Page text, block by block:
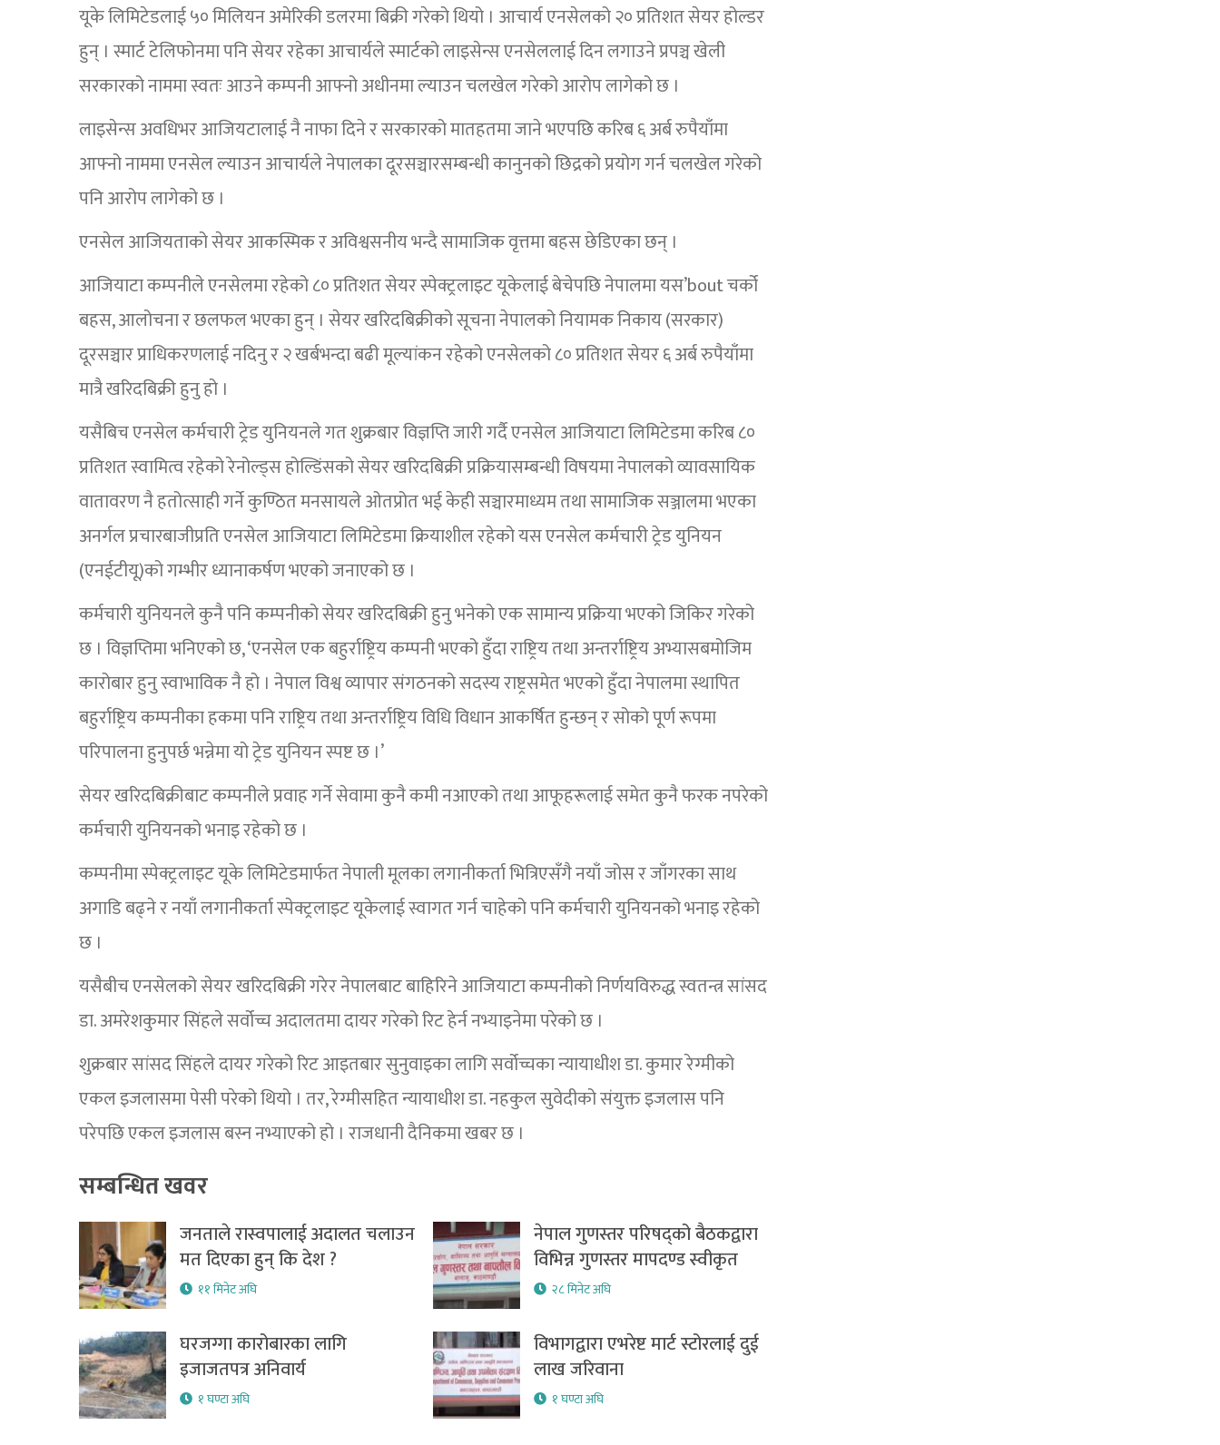
यूके लिमिटेडलाई ५० मिलियन अमेरिकी डलरमा बिक्री गरेको थियो । आचार्य एनसेलको २० प्रतिशत सेयर होल्डर
हुन् । स्मार्ट टेलिफोनमा पनि सेयर रहेका आचार्यले स्मार्टको लाइसेन्स एनसेललाई दिन लगाउने प्रपञ्च खेली
सरकारको नाममा स्वतः आउने कम्पनी आफ्नो अधीनमा ल्याउन चलखेल गरेको आरोप लागेको छ ।
लाइसेन्स अवधिभर आजियटालाई नै नाफा दिने र सरकारको मातहतमा जाने भएपछि करिब ६ अर्ब रुपैयाँमा
आफ्नो नाममा एनसेल ल्याउन आचार्यले नेपालका दूरसञ्चारसम्बन्धी कानुनको छिद्रको प्रयोग गर्न चलखेल गरेको
पनि आरोप लागेको छ ।
एनसेल आजियताको सेयर आकस्मिक र अविश्वसनीय भन्दै सामाजिक वृत्तमा बहस छेडिएका छन् ।
आजियाटा कम्पनीले एनसेलमा रहेको ८० प्रतिशत सेयर स्पेक्ट्रलाइट यूकेलाई बेचेपछि नेपालमा यस’bout चर्को
बहस, आलोचना र छलफल भएका हुन् । सेयर खरिदबिक्रीको सूचना नेपालको नियामक निकाय (सरकार)
दूरसञ्चार प्राधिकरणलाई नदिनु र २ खर्बभन्दा बढी मूल्यांकन रहेको एनसेलको ८० प्रतिशत सेयर ६ अर्ब रुपैयाँमा
मात्रै खरिदबिक्री हुनु हो ।
यसैबिच एनसेल कर्मचारी ट्रेड युनियनले गत शुक्रबार विज्ञप्ति जारी गर्दै एनसेल आजियाटा लिमिटेडमा करिब ८०
प्रतिशत स्वामित्व रहेको रेनोल्ड्स होल्डिंसको सेयर खरिदबिक्री प्रक्रियासम्बन्धी विषयमा नेपालको व्यावसायिक
वातावरण नै हतोत्साही गर्ने कुण्ठित मनसायले ओतप्रोत भई केही सञ्चारमाध्यम तथा सामाजिक सञ्जालमा भएका
अनर्गल प्रचारबाजीप्रति एनसेल आजियाटा लिमिटेडमा क्रियाशील रहेको यस एनसेल कर्मचारी ट्रेड युनियन
(एनईटीयू)को गम्भीर ध्यानाकर्षण भएको जनाएको छ ।
कर्मचारी युनियनले कुनै पनि कम्पनीको सेयर खरिदबिक्री हुनु भनेको एक सामान्य प्रक्रिया भएको जिकिर गरेको
छ । विज्ञप्तिमा भनिएको छ, ‘एनसेल एक बहुर्राष्ट्रिय कम्पनी भएको हुँदा राष्ट्रिय तथा अन्तर्राष्ट्रिय अभ्यासबमोजिम
कारोबार हुनु स्वाभाविक नै हो । नेपाल विश्व व्यापार संगठनको सदस्य राष्ट्रसमेत भएको हुँदा नेपालमा स्थापित
बहुर्राष्ट्रिय कम्पनीका हकमा पनि राष्ट्रिय तथा अन्तर्राष्ट्रिय विधि विधान आकर्षित हुन्छन् र सोको पूर्ण रूपमा
परिपालना हुनुपर्छ भन्नेमा यो ट्रेड युनियन स्पष्ट छ ।’
सेयर खरिदबिक्रीबाट कम्पनीले प्रवाह गर्ने सेवामा कुनै कमी नआएको तथा आफूहरूलाई समेत कुनै फरक नपरेको
कर्मचारी युनियनको भनाइ रहेको छ ।
कम्पनीमा स्पेक्ट्रलाइट यूके लिमिटेडमार्फत नेपाली मूलका लगानीकर्ता भित्रिएसँगै नयाँ जोस र जाँगरका साथ
अगाडि बढ्ने र नयाँ लगानीकर्ता स्पेक्ट्रलाइट यूकेलाई स्वागत गर्न चाहेको पनि कर्मचारी युनियनको भनाइ रहेको
छ ।
यसैबीच एनसेलको सेयर खरिदबिक्री गरेर नेपालबाट बाहिरिने आजियाटा कम्पनीको निर्णयविरुद्ध स्वतन्त्र सांसद
डा. अमरेशकुमार सिंहले सर्वोच्च अदालतमा दायर गरेको रिट हेर्न नभ्याइनेमा परेको छ ।
शुक्रबार सांसद सिंहले दायर गरेको रिट आइतबार सुनुवाइका लागि सर्वोच्चका न्यायाधीश डा. कुमार रेग्मीको
एकल इजलासमा पेसी परेको थियो । तर, रेग्मीसहित न्यायाधीश डा. नहकुल सुवेदीको संयुक्त इजलास पनि
परेपछि एकल इजलास बस्न नभ्याएको हो । राजधानी दैनिकमा खबर छ ।
सम्बन्धित खवर
जनताले रास्वपालाई अदालत चलाउन
मत दिएका हुन् कि देश ?
११ मिनेट अघि
नेपाल गुणस्तर परिषद्को बैठकद्वारा
विभिन्न गुणस्तर मापदण्ड स्वीकृत
२८ मिनेट अघि
घरजग्गा कारोबारका लागि
इजाजतपत्र अनिवार्य
१ घण्टा अघि
विभागद्वारा एभरेष्ट मार्ट स्टोरलाई दुई
लाख जरिवाना
१ घण्टा अघि